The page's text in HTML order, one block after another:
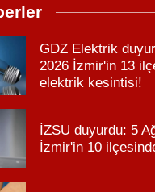
GDZ Elektrik
2026 İzmir'in 13
elektrik kesintisi!
İZSU duyurdu: 5
İzmir'in 10